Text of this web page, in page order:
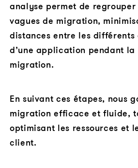
analyse permet de regrouper
vagues de migration,
distances entre les différents
d’une application pendant la
migration.
En suivant ces étapes, nous
migration efficace et fluide,
optimisant les ressources et
client.